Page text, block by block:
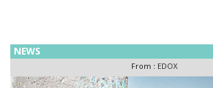
クロノオフショア1 ベゼルロックの直径
4月18日に発売～デザイン、実用性、プロ
クス）が、クロノオフショア1ベゼルロッ
NEWS
From : EDOX